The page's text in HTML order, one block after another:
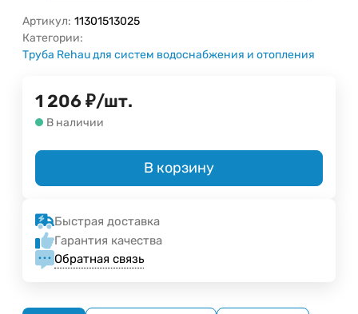
Артикул: 11301513025
Категории:
Труба Rehau для систем водоснабжения и отопления
1 206 ₽/шт.
В наличии
В корзину
Быстрая доставка
Гарантия качества
Обратная связь